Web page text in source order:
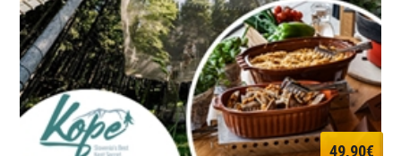
49,90€